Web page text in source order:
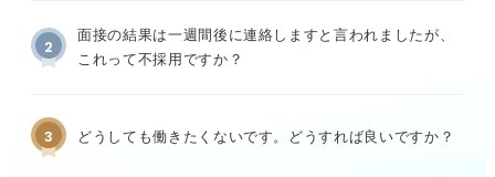
2
面接の結果は一週間後に連絡しますと言われましたが、
これって不採用ですか？
3 どうしても働きたくないです。どうすれば良いですか？